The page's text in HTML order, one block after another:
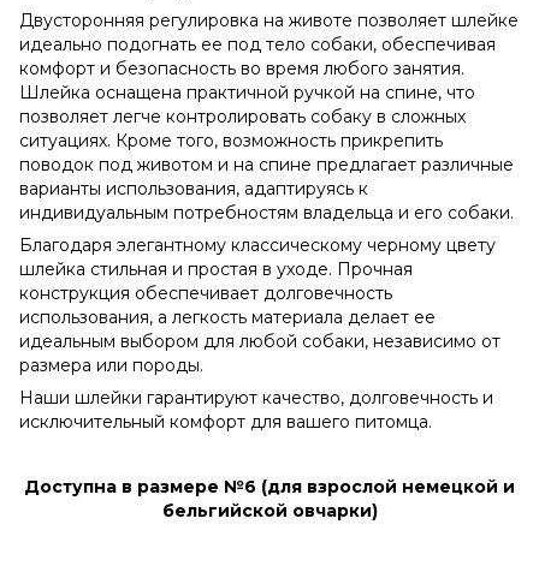
Двусторонняя регулировка на животе позволяет шлейке
идеально подогнать ее под тело собаки, обеспечивая
комфорт и безопасность во время любого занятия.
Шлейка оснащена практичной ручкой на спине, что
позволяет легче контролировать собаку в сложных
ситуациях. Кроме того, возможность прикрепить
поводок под животом и на спине предлагает различные
варианты использования, адаптируясь к
индивидуальным потребностям владельца и его собаки.
Благодаря элегантному классическому черному цвету
шлейка стильная и простая в уходе. Прочная
конструкция обеспечивает долговечность
использования, а легкость материала делает ее
идеальным выбором для любой собаки, независимо от
размера или породы.
Наши шлейки гарантируют качество, долговечность и
исключительный комфорт для вашего питомца.
Доступна в размере №6 (для взрослой немецкой и
бельгийской овчарки)